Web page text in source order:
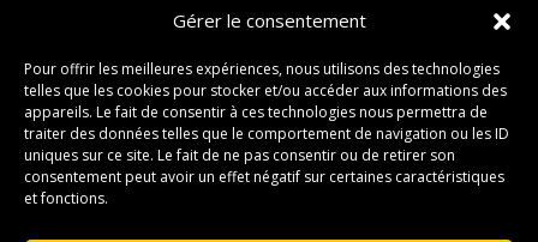
Gérer le consentement
Pour offrir les meilleures expériences, nous utilisons des technologies
telles que les cookies pour stocker et/ou accéder aux informations des
appareils. Le fait de consentir à ces technologies nous permettra de
traiter des données telles que le comportement de navigation ou les ID
uniques sur ce site. Le fait de ne pas consentir ou de retirer son
consentement peut avoir un effet négatif sur certaines caractéristiques
et fonctions.
61 les chavannes – 70220 FOUGEROLLES
Contact